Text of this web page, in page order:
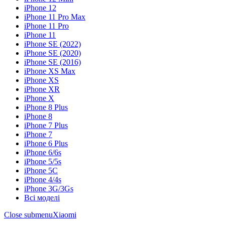
iPhone 12
iPhone 11 Pro Max
iPhone 11 Pro
iPhone 11
iPhone SE (2022)
iPhone SE (2020)
iPhone SE (2016)
iPhone XS Max
iPhone XS
iPhone XR
iPhone X
iPhone 8 Plus
iPhone 8
iPhone 7 Plus
iPhone 7
iPhone 6 Plus
iPhone 6/6s
iPhone 5/5s
iPhone 5C
iPhone 4/4s
iPhone 3G/3Gs
Всі моделі
Close submenuXiaomi